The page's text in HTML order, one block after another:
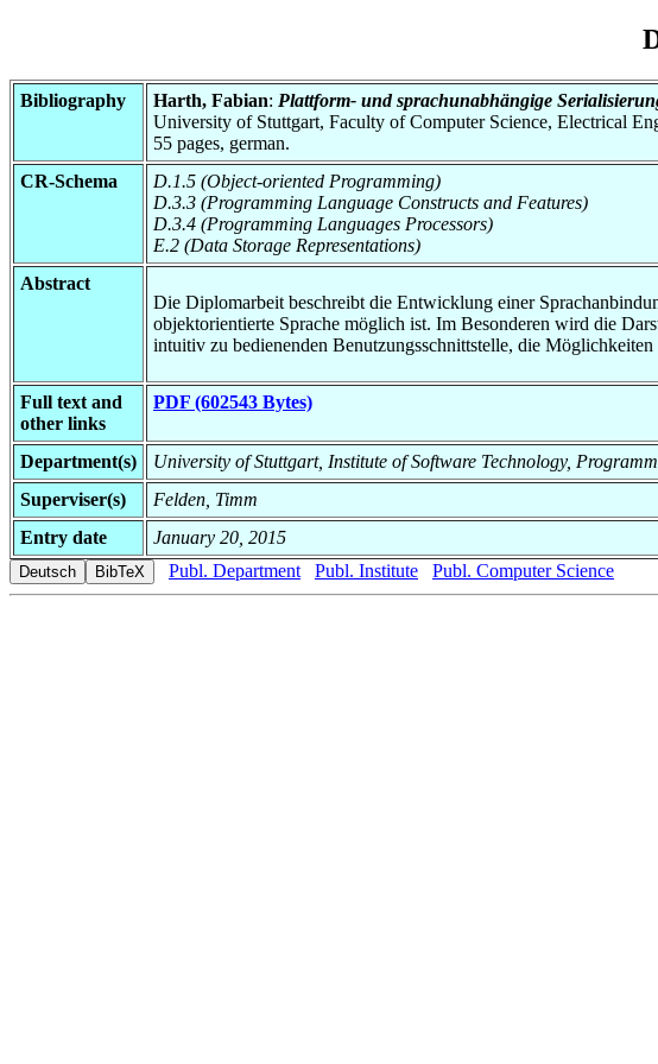
Bibliography Harth, Fabian: Plattform- und sprachunabhängige
University of Stuttgart, Faculty of Computer Science, Electrical
55 pages, german.
CR-Schema
D.1.5 (Object-oriented Programming)
D.3.3 (Programming Language Constructs and Features)
D.3.4 (Programming Languages Processors)
E.2 (Data Storage Representations)
Abstract
Die Diplomarbeit beschreibt die Entwicklung einer
objektorientierte Sprache möglich ist. Im Besonderen wird die
intuitiv zu bedienenden Benutzungsschnittstelle, die
Full text and
other links
PDF (602543 Bytes)
Department(s)
University of Stuttgart, Institute of Software Technology,
Superviser(s)
Felden, Timm
Entry date
January 20, 2015
Publ. Department
Publ. Institute Publ. Computer Science